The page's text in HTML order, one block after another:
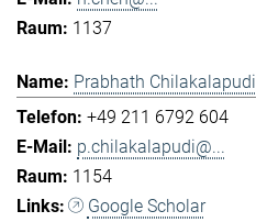
1137
Prabhath Chilakalapudi
+49 211 6792 604
p.chilakalapudi@...
1154
Google Scholar